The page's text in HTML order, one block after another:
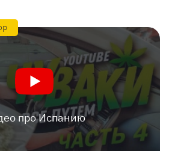
про Испанию